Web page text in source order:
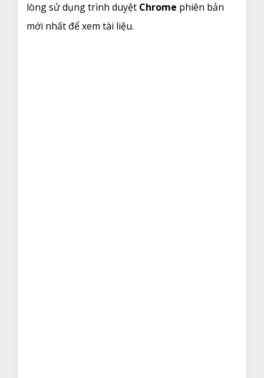
lòng sử dụng trình duyệt Chrome phiên bản
mới nhất để xem tài liệu.